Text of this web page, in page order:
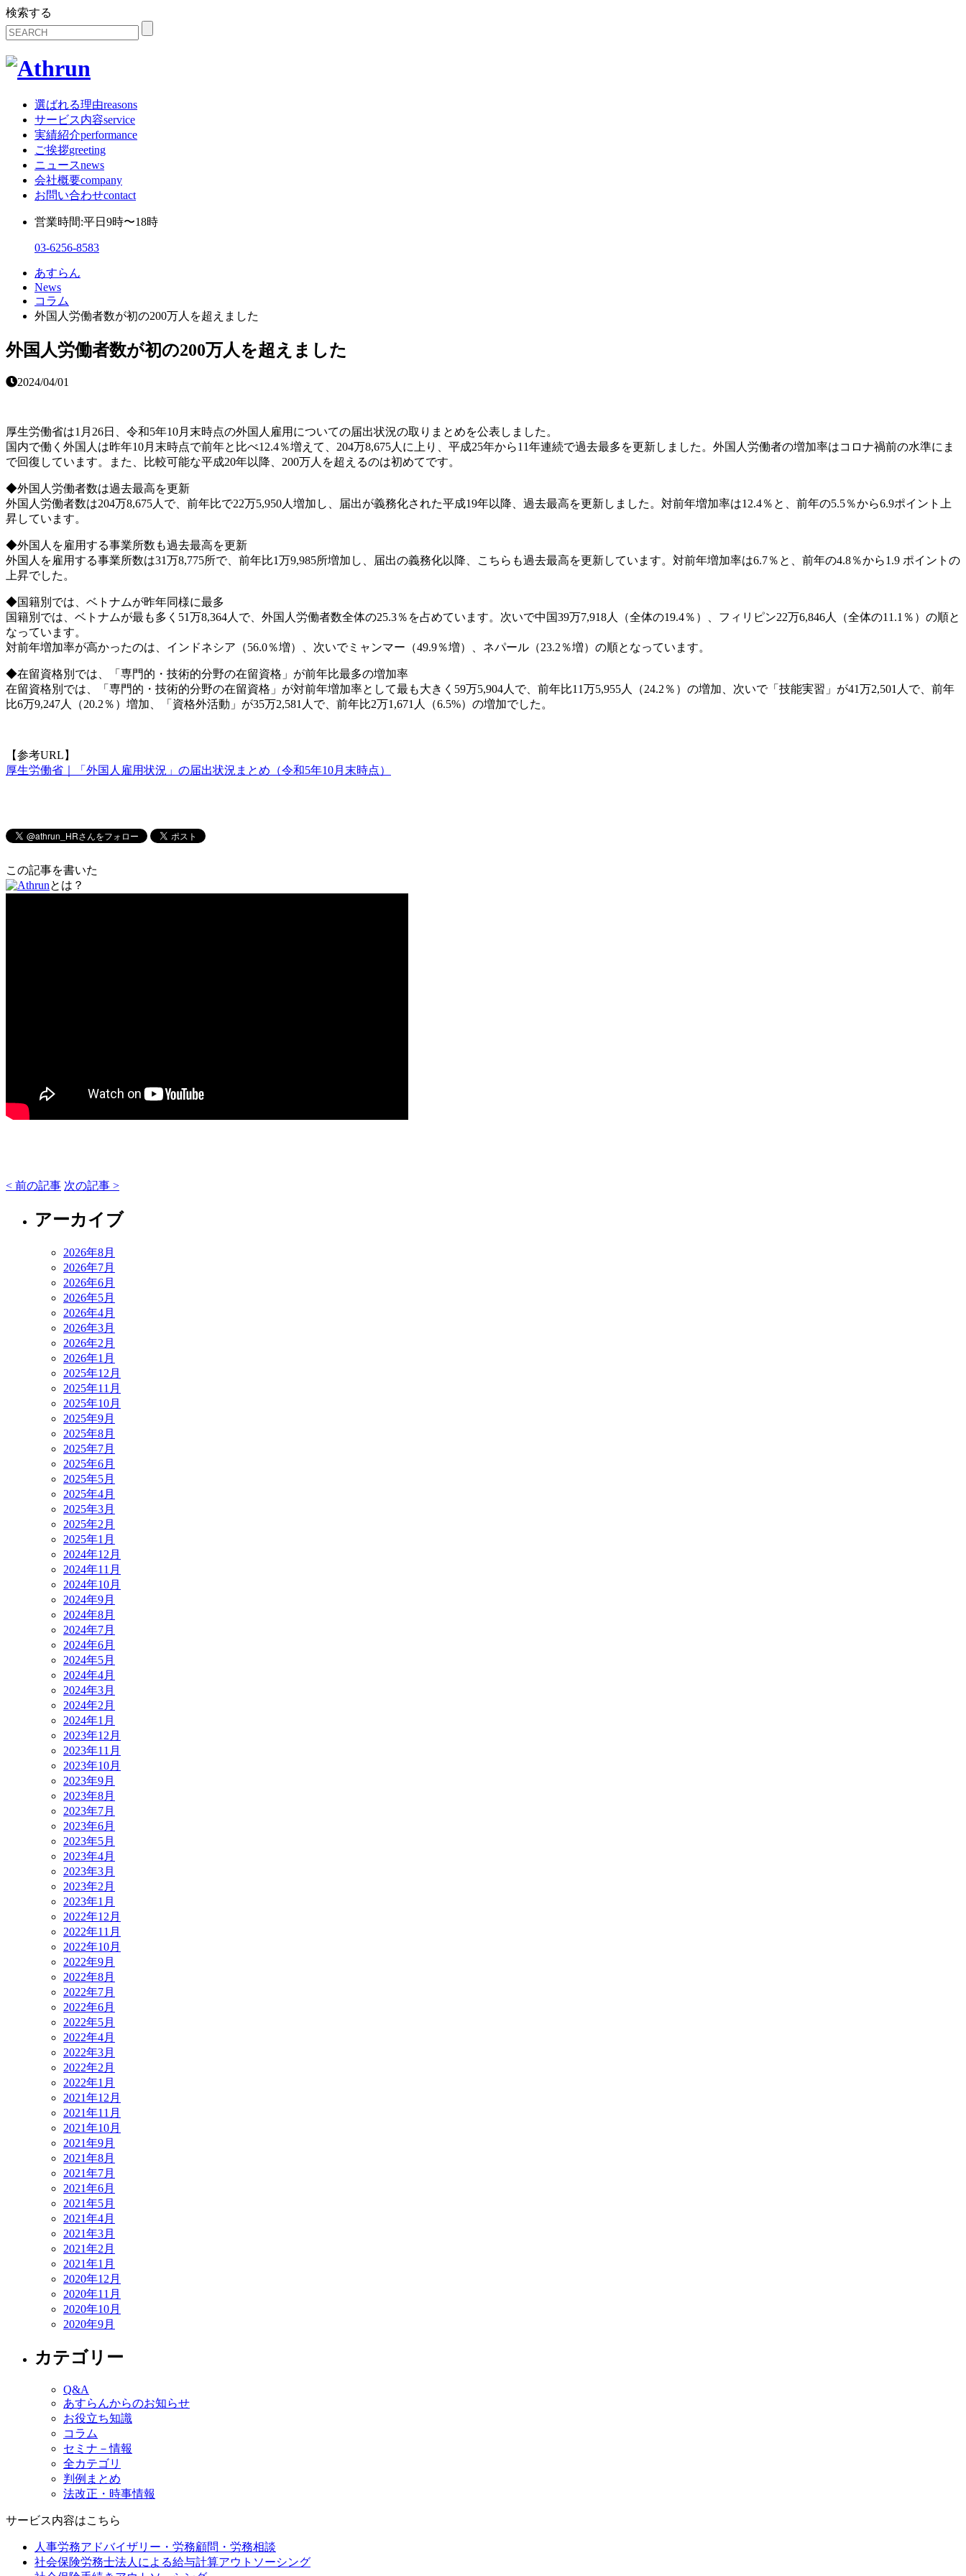
検索する
選ばれる理由reasons
サービス内容service
実績紹介performance
ご挨拶greeting
ニュースnews
会社概要company
お問い合わせcontact
営業時間:平日9時〜18時
03-6256-8583
あすらん
News
コラム
外国人労働者数が初の200万人を超えました
外国人労働者数が初の200万人を超えました
2024/04/01
厚生労働省は1月26日、令和5年10月末時点の外国人雇用についての届出状況の取りまとめを公表しました。
国内で働く外国人は昨年10月末時点で前年と比べ12.4％増えて、204万8,675人に上り、平成25年から11年連続で過去最多を更新しました。外国人労働者の増加率はコロナ禍前の水準にま
で回復しています。また、比較可能な平成20年以降、200万人を超えるのは初めてです。
◆外国人労働者数は過去最高を更新
外国人労働者数は204万8,675人で、前年比で22万5,950人増加し、届出が義務化された平成19年以降、過去最高を更新しました。対前年増加率は12.4％と、前年の5.5％から6.9ポイント上
昇しています。
◆外国人を雇用する事業所数も過去最高を更新
外国人を雇用する事業所数は31万8,775所で、前年比1万9,985所増加し、届出の義務化以降、こちらも過去最高を更新しています。対前年増加率は6.7％と、前年の4.8％から1.9 ポイントの
上昇でした。
◆国籍別では、ベトナムが昨年同様に最多
国籍別では、ベトナムが最も多く51万8,364人で、外国人労働者数全体の25.3％を占めています。次いで中国39万7,918人（全体の19.4％）、フィリピン22万6,846人（全体の11.1％）の順と
なっています。
対前年増加率が高かったのは、インドネシア（56.0％増）、次いでミャンマー（49.9％増）、ネパール（23.2％増）の順となっています。
◆在留資格別では、「専門的・技術的分野の在留資格」が前年比最多の増加率
在留資格別では、「専門的・技術的分野の在留資格」が対前年増加率として最も大きく59万5,904人で、前年比11万5,955人（24.2％）の増加、次いで「技能実習」が41万2,501人で、前年
比6万9,247人（20.2％）増加、「資格外活動」が35万2,581人で、前年比2万1,671人（6.5%）の増加でした。
【参考URL】
厚生労働省｜「外国人雇用状況」の届出状況まとめ（令和5年10月末時点）
この記事を書いた
とは？
< 前の記事 次の記事 >
アーカイブ
2026年8月
2026年7月
2026年6月
2026年5月
2026年4月
2026年3月
2026年2月
2026年1月
2025年12月
2025年11月
2025年10月
2025年9月
2025年8月
2025年7月
2025年6月
2025年5月
2025年4月
2025年3月
2025年2月
2025年1月
2024年12月
2024年11月
2024年10月
2024年9月
2024年8月
2024年7月
2024年6月
2024年5月
2024年4月
2024年3月
2024年2月
2024年1月
2023年12月
2023年11月
2023年10月
2023年9月
2023年8月
2023年7月
2023年6月
2023年5月
2023年4月
2023年3月
2023年2月
2023年1月
2022年12月
2022年11月
2022年10月
2022年9月
2022年8月
2022年7月
2022年6月
2022年5月
2022年4月
2022年3月
2022年2月
2022年1月
2021年12月
2021年11月
2021年10月
2021年9月
2021年8月
2021年7月
2021年6月
2021年5月
2021年4月
2021年3月
2021年2月
2021年1月
2020年12月
2020年11月
2020年10月
2020年9月
カテゴリー
Q&A
あすらんからのお知らせ
お役立ち知識
コラム
セミナ－情報
全カテゴリ
判例まとめ
法改正・時事情報
サービス内容はこちら
人事労務アドバイザリー・労務顧問・労務相談
社会保険労務士法人による給与計算アウトソーシング